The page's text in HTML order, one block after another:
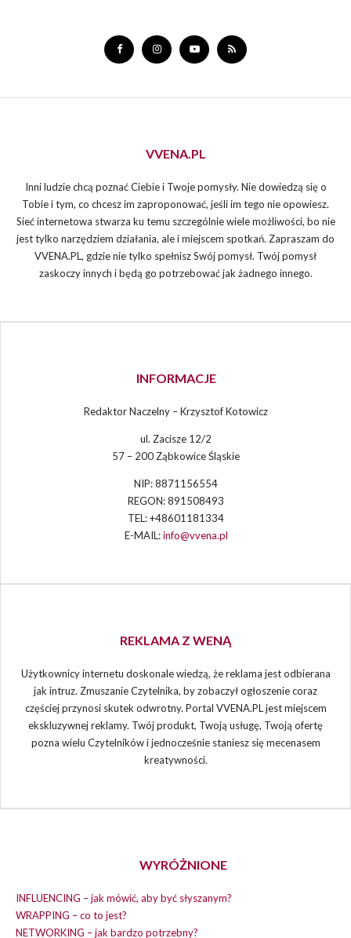
VVENA.PL
Inni ludzie chcą poznać Ciebie i Twoje pomysły. Nie dowiedzą się o
Tobie i tym, co chcesz im zaproponować, jeśli im tego nie opowiesz.
Sieć internetowa stwarza ku temu szczególnie wiele możliwości, bo nie
jest tylko narzędziem działania, ale i miejscem spotkań. Zapraszam do
VVENA.PL, gdzie nie tylko spełnisz Swój pomysł. Twój pomysł
zaskoczy innych i będą go potrzebować jak żadnego innego.
INFORMACJE
Redaktor Naczelny – Krzysztof Kotowicz
ul. Zacisze 12/2
57 – 200 Ząbkowice Śląskie
NIP: 8871156554
REGON: 891508493
TEL: +48601181334
E-MAIL:info@vvena.pl
REKLAMA Z WENĄ
Użytkownicy internetu doskonale wiedzą, że reklama jest odbierana
jak intruz. Zmuszanie Czytelnika, by zobaczył ogłoszenie coraz
częściej przynosi skutek odwrotny. Portal VVENA.PL jest miejscem
ekskluzywnej reklamy. Twój produkt, Twoją usługę, Twoją ofertę
pozna wielu Czytelników i jednocześnie staniesz się mecenasem
kreatywności.
WYRÓŻNIONE
INFLUENCING – jak mówić, aby być słyszanym?
WRAPPING – co to jest?
NETWORKING – jak bardzo potrzebny?